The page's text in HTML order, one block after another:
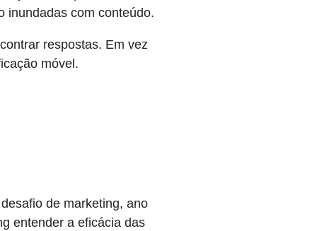
inundadas com conteúdo.
respostas. Em vez
móvel.
de marketing, ano
entender a eficácia das